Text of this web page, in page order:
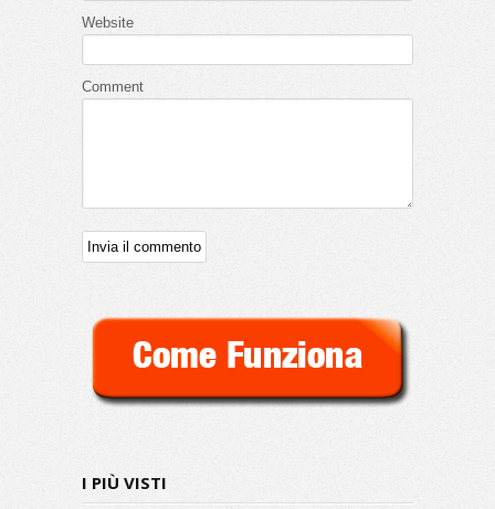
Website
Comment
I PIÙ VISTI